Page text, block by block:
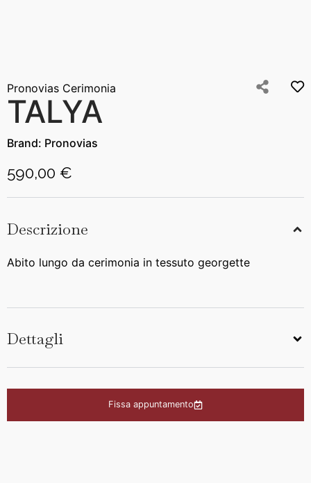
Pronovias Cerimonia
TALYA
Brand: Pronovias
590,00 €
Descrizione
Abito lungo da cerimonia in tessuto georgette
Dettagli
Fissa appuntamento